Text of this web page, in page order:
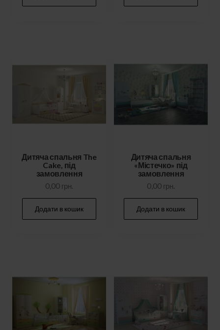
Дитяча спальня The
Cake, під
замовлення
0,00 грн.
Додати в кошик
Дитяча спальня
«Містечко» під
замовлення
0,00 грн.
Додати в кошик